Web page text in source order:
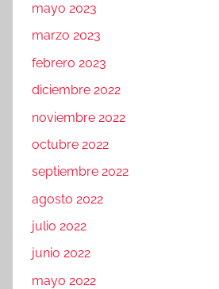
mayo 2023
marzo 2023
febrero 2023
diciembre 2022
noviembre 2022
octubre 2022
septiembre 2022
agosto 2022
julio 2022
junio 2022
mayo 2022